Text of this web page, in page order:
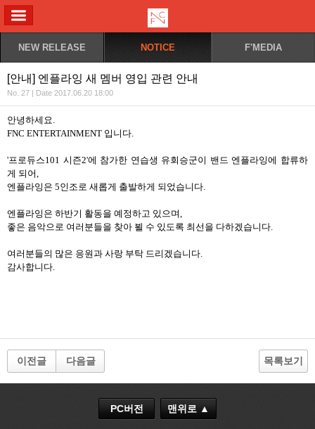
NEW RELEASE NOTICE F'MEDIA
[안내] 엔플라잉 새 멤버 영입 관련 안내
No. 27 | Date 2017.06.20 18:00
안녕하세요.
FNC ENTERTAINMENT 입니다.
'프로듀스101 시즌2'에 참가한 연습생 유회승군이 밴드 엔플라잉에 합류하
게 되어,
엔플라잉은 5인조로 새롭게 출발하게 되었습니다.
엔플라잉은 하반기 활동을 예정하고 있으며,
좋은 음악으로 여러분들을 찾아 뵐 수 있도록 최선을 다하겠습니다.
여러분들의 많은 응원과 사랑 부탁 드리겠습니다.
감사합니다.
이전글 다음글 목록보기
PC버전 맨위로 ▲